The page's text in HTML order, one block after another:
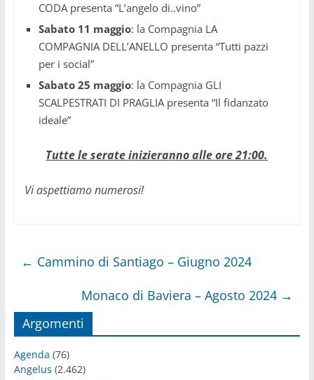
CODA presenta “L’angelo di..vino”
Sabato 11 maggio: la Compagnia LA
COMPAGNIA DELL’ANELLO presenta “Tutti pazzi
per i social”
Sabato 25 maggio: la Compagnia GLI
SCALPESTRATI DI PRAGLIA presenta “Il fidanzato
ideale”
Tutte le serate inizieranno alle ore 21:00.
Vi aspettiamo numerosi!
← Cammino di Santiago – Giugno 2024
Monaco di Baviera – Agosto 2024 →
Argomenti
Agenda (76)
Angelus (2.462)